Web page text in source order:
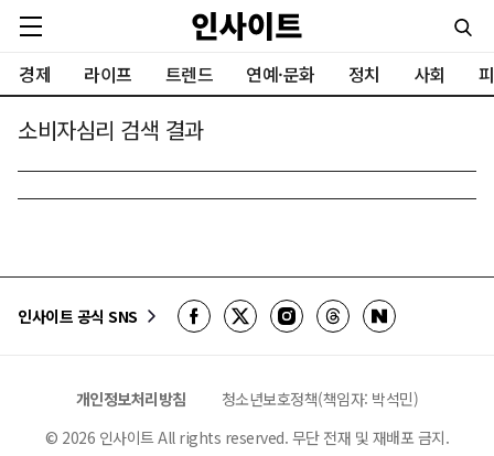
경제 라이프 트렌드 연예·문화 정치 사회
소비자심리 검색 결과
인사이트 공식 SNS
개인정보처리방침
청소년보호정책(책임자: 박석민)
© 2026 인사이트 All rights reserved. 무단 전재 및 재배포 금지.